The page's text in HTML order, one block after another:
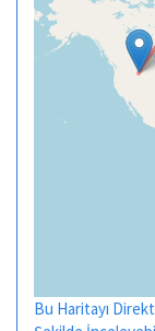
Bu Haritayı